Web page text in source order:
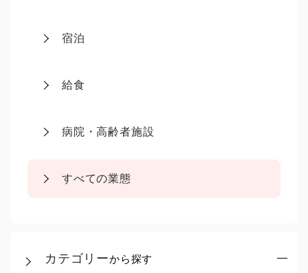
宿泊
給食
病院・高齢者施設
すべての業態
カテゴリーから探す